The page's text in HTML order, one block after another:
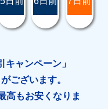
ャンペーン」
ございます。
高もお安くなりま